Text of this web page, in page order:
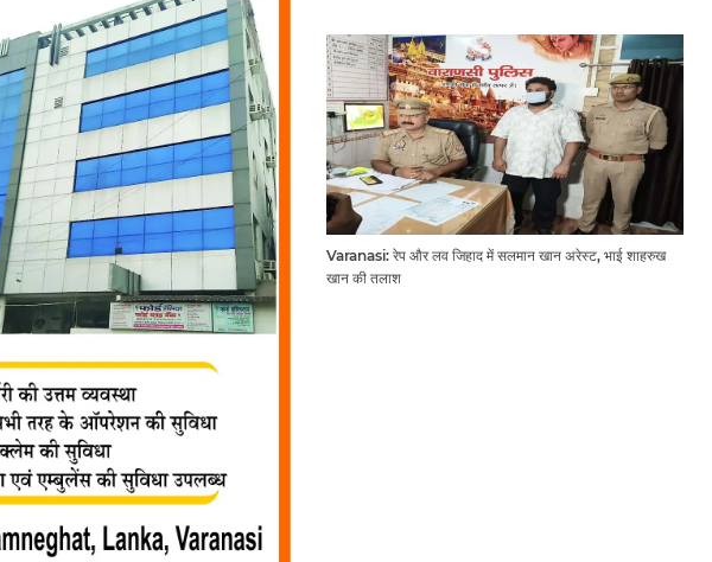
Varanasi: रेप और लव जिहाद में सलमान खान अरेस्ट, भाई शाहरुख
खान की तलाश